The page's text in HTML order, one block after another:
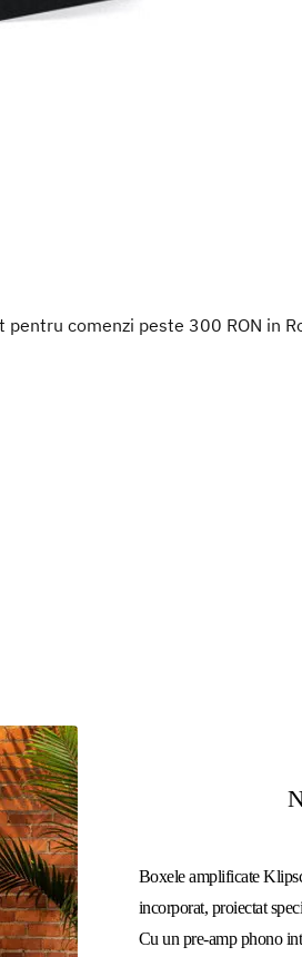
pentru comenzi peste 300 RON in
Boxele amplificate
incorporat, proiectat
Cu un pre-amp phono